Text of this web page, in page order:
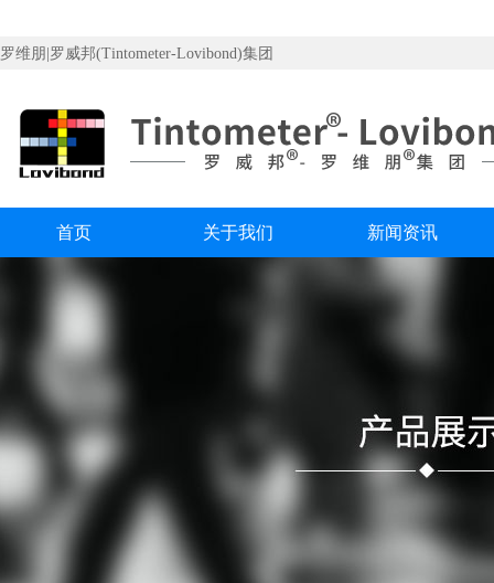
罗维朋|罗威邦(Tintometer-Lovibond)集团
首页 关于我们 新闻资讯